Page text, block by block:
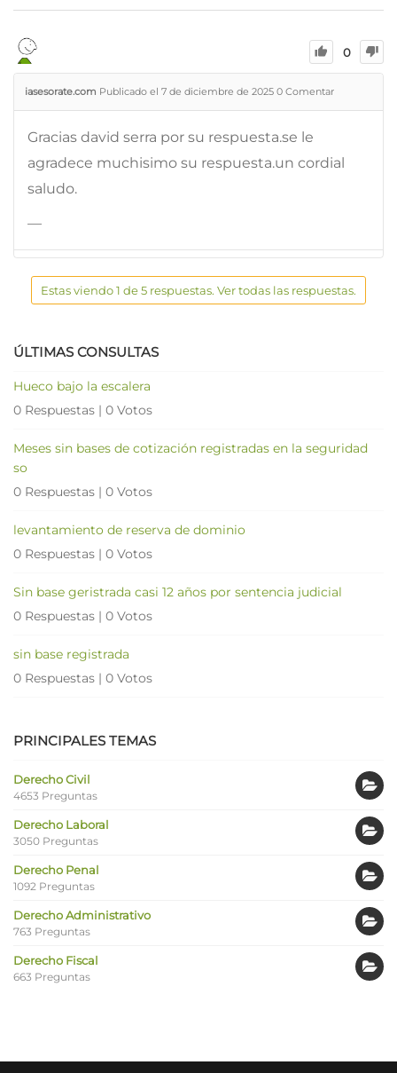
0
iasesorate.com Publicado el 7 de diciembre de 2025 0 Comentar
Gracias david serra por su respuesta.se le
agradece muchisimo su respuesta.un cordial
saludo.
—
Estas viendo 1 de 5 respuestas. Ver todas las respuestas.
ÚLTIMAS CONSULTAS
Hueco bajo la escalera
0 Respuestas | 0 Votos
Meses sin bases de cotización registradas en la seguridad
so
0 Respuestas | 0 Votos
levantamiento de reserva de dominio
0 Respuestas | 0 Votos
Sin base geristrada casi 12 años por sentencia judicial
0 Respuestas | 0 Votos
sin base registrada
0 Respuestas | 0 Votos
PRINCIPALES TEMAS
Derecho Civil
4653 Preguntas
Derecho Laboral
3050 Preguntas
Derecho Penal
1092 Preguntas
Derecho Administrativo
763 Preguntas
Derecho Fiscal
663 Preguntas